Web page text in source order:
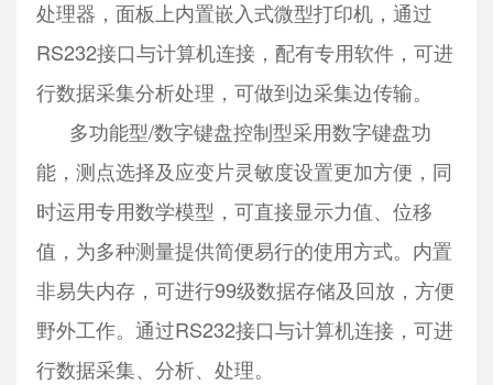
处理器，面板上内置嵌入式微型打印机，通过
RS232接口与计算机连接，配有专用软件，可进
行数据采集分析处理，可做到边采集边传输。
多功能型/数字键盘控制型采用数字键盘功
能，测点选择及应变片灵敏度设置更加方便，同
时运用专用数学模型，可直接显示力值、位移
值，为多种测量提供简便易行的使用方式。内置
非易失内存，可进行99级数据存储及回放，方便
野外工作。通过RS232接口与计算机连接，可进
行数据采集、分析、处理。